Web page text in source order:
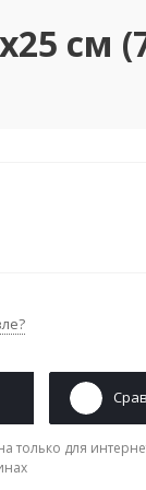
см
только для